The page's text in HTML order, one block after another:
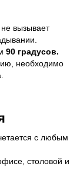
вызывает
90 градусов.
необходимо
с любым
столовой и